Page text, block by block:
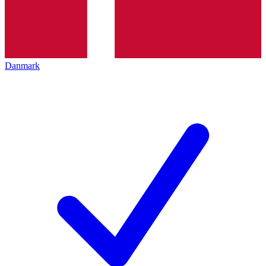
Danmark